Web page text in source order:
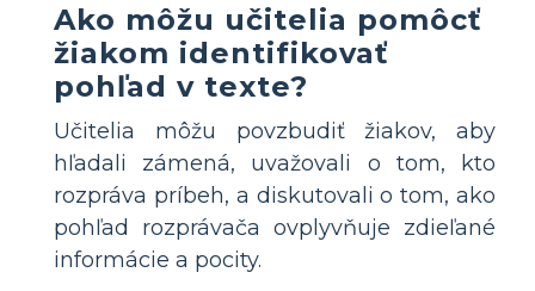
Ako môžu učitelia pomôcť
žiakom identifikovať
pohľad v texte?
Učitelia môžu povzbudiť žiakov, aby
hľadali zámená, uvažovali o tom, kto
rozpráva príbeh, a diskutovali o tom, ako
pohľad rozprávača ovplyvňuje zdieľané
informácie a pocity.